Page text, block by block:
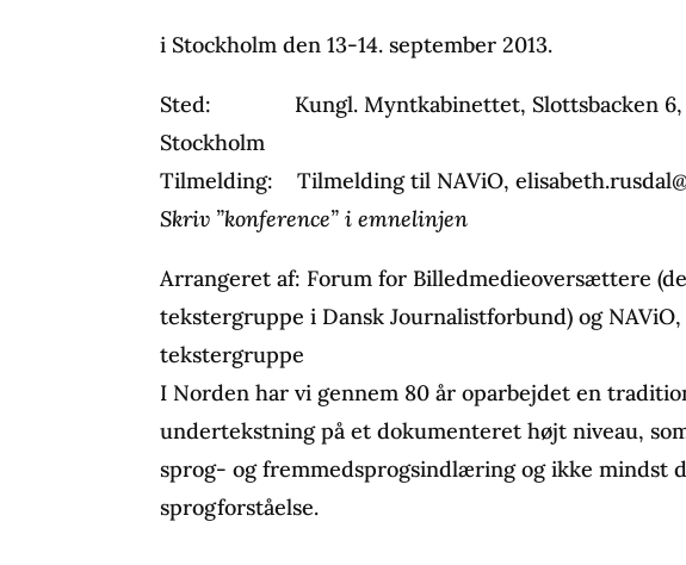
i Stockholm den 13-14. september 2013.
Sted: Kungl. Myntkabinettet, Slottsbacken 6,
Stockholm
Tilmelding: Tilmelding til NAViO,
Skriv ”konference” i emnelinjen
Arrangeret af: Forum for Billedmedieoversættere
tekstergruppe i Dansk Journalistforbund) og
tekstergruppe
I Norden har vi gennem 80 år oparbejdet en
undertekstning på et dokumenteret højt niveau,
sprog- og fremmedsprogsindlæring og ikke mindst
sprogforståelse.